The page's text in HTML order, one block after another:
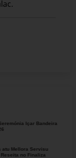
Içar Bandeira
atu Mellora Servisu
no Finaliza